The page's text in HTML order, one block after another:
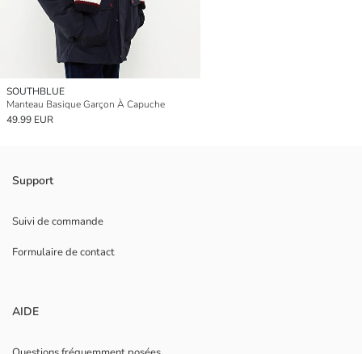
SOUTHBLUE
Manteau Basique Garçon À Capuche
49.99 EUR
Support
Suivi de commande
Formulaire de contact
AIDE